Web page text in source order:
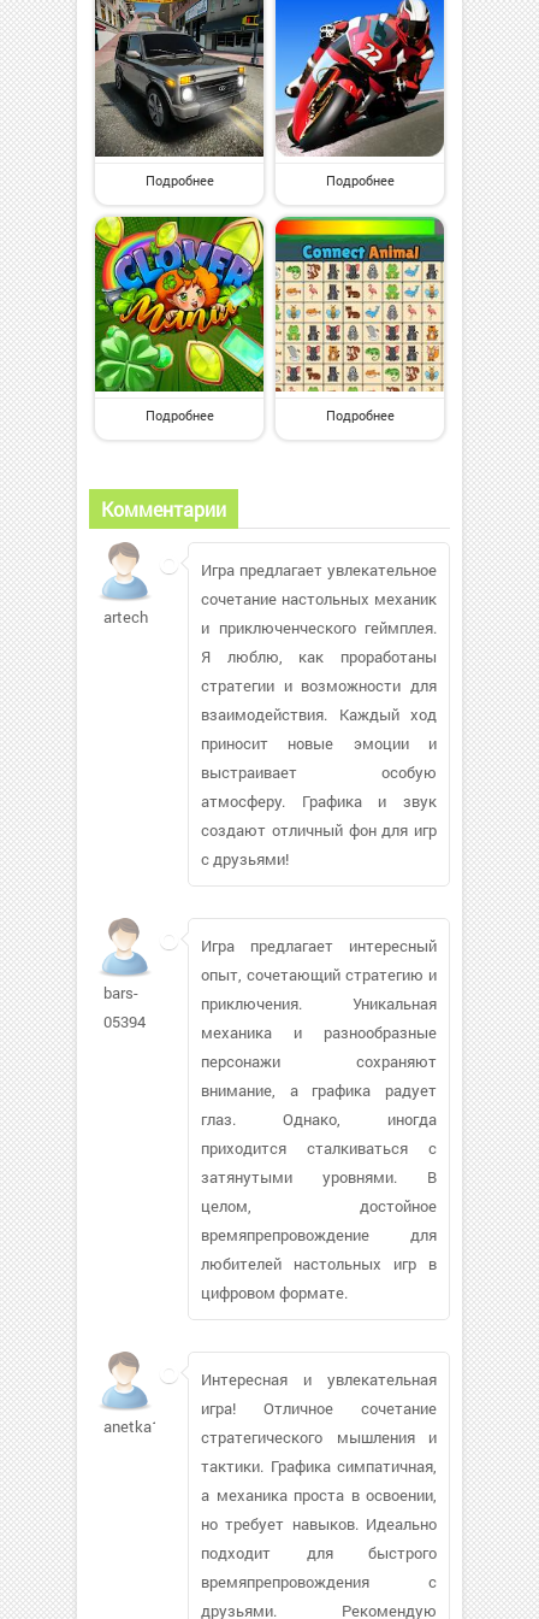
Подробнее Подробнее
Подробнее Подробнее
Комментарии
artech
Игра предлагает увлекательное
сочетание настольных механик
и приключенческого геймплея.
Я люблю, как проработаны
стратегии и возможности для
взаимодействия. Каждый ход
приносит новые эмоции и
выстраивает особую
атмосферу. Графика и звук
создают отличный фон для игр
с друзьями!
bars-
05394
Игра предлагает интересный
опыт, сочетающий стратегию и
приключения. Уникальная
механика и разнообразные
персонажи сохраняют
внимание, а графика радует
глаз. Однако, иногда
приходится сталкиваться с
затянутыми уровнями. В
целом, достойное
времяпрепровождение для
любителей настольных игр в
цифровом формате.
anetka1
Интересная и увлекательная
игра! Отличное сочетание
стратегического мышления и
тактики. Графика симпатичная,
а механика проста в освоении,
но требует навыков. Идеально
подходит для быстрого
времяпрепровождения с
друзьями. Рекомендую